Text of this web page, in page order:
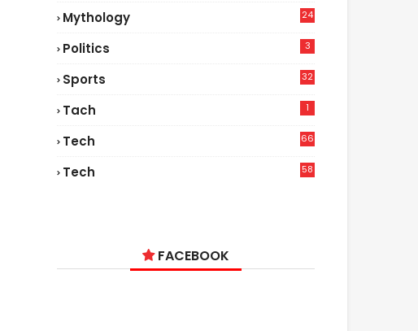
Mythology 24
Politics 3
Sports 32
Tach 1
Tech
66
Tech
58
FACEBOOK